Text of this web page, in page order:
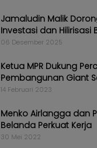
Jamaludin Malik
Investasi dan Hilirisasi
06 Desember 2025
Ketua MPR Dukung
Pembangunan Giant
14 Februari 2023
Menko Airlangga dan
Belanda Perkuat Kerja
30 Mei 2022